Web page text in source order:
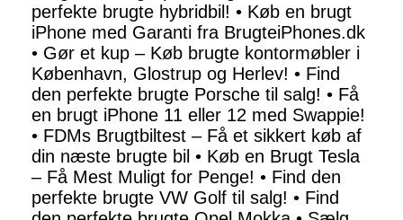
perfekte brugte hybridbil! • Køb en brugt
iPhone med Garanti fra BrugteiPhones.dk
• Gør et kup – Køb brugte kontormøbler i
København, Glostrup og Herlev! • Find
den perfekte brugte Porsche til salg! • Få
en brugt iPhone 11 eller 12 med Swappie!
• FDMs Brugtbiltest – Få et sikkert køb af
din næste brugte bil • Køb en Brugt Tesla
– Få Mest Muligt for Penge! • Find den
perfekte brugte VW Golf til salg! • Find